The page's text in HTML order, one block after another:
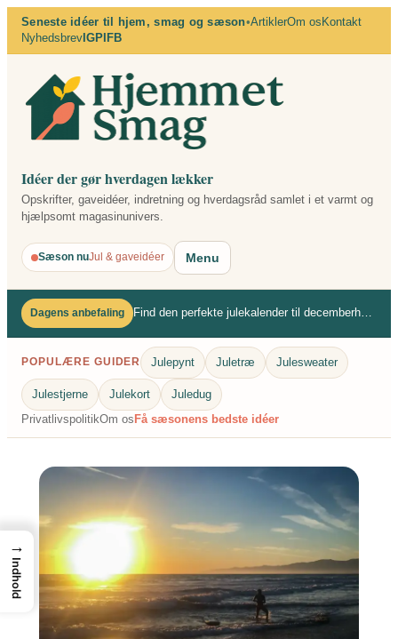
Spring
Seneste idéer til hjem, smag og sæson•ArtiklerOm os Kontakt
Nyhedsbrev IGPI FB
Idéer der gør hverdagen lækker
Opskrifter, gaveidéer, indretning og hverdagsråd samlet i et varmt og
hjælpsomt magasinunivers.
Sæson nuJul & gaveidéer Menu
Dagens anbefaling Find den perfekte julekalender til decemberhyggen
POPULÆRE GUIDER Julepynt Juletræ Julesweater
Julestjerne Julekort
Juledug
PrivatlivspolitikOm os Få sæsonens bedste idéer
→
Indhold